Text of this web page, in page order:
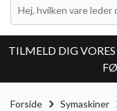
TILMELD DIG
Forside Symaskiner